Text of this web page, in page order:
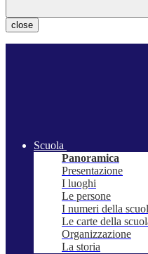
close
Scuola
Panoramica
Presentazione
I luoghi
Le persone
I numeri della
Le carte della
Organizzazione
La storia